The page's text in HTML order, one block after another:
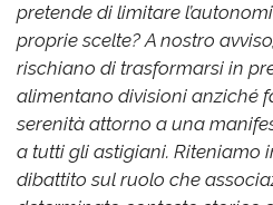
pretende di limitare
proprie scelte?A nostro
rischiano di trasformarsi in
alimentano divisioni anziché
serenità attorno a una
a tutti gli astigiani. Riteniamo
dibattito sul ruolo che